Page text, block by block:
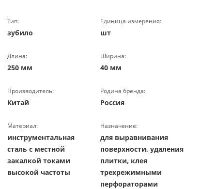
Тип:
зубило
Единица измерения:
шт
Длина:
250 мм
Ширина:
40 мм
Производитель:
Китай
Родина бренда:
Россия
Материал:
инструментальная
сталь с местной
закалкой токами
высокой частоты
Назначение:
для выравнивания
поверхности, удаления
плитки, клея
трехрежимными
перфораторами